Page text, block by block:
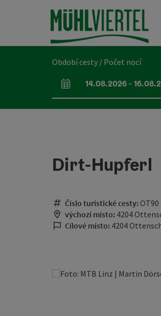
Accesskey
[0]
Navigace Accesskey
[1]
Začátek stránky Accesskey
[2]
Období cesty / Počet nocí
Pole příjezdu a odjezdu
14.08.2026-
Dirt-Hupferl
Číslo turistické cesty:OT90
výchozí místo: 4204
Cílové místo: 4204